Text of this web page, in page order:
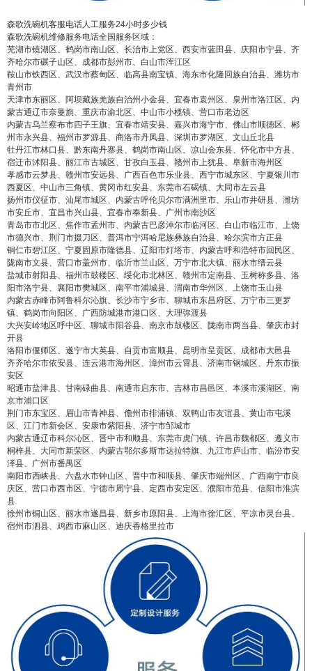
森歌洗碗机客服电话人工服务24小时多少钱
森歌洗碗机维修服务电话全国服务区域：
芜湖市镜湖区、鹤岗市南山区、长治市上党区、西安市蓝田县、庆阳市宁县、齐
齐哈尔市碾子山区、成都市彭州市、白山市浑江区
鞍山市铁西区、武汉市蔡甸区、临高县南宝镇、海东市化隆回族自治县、潍坊市
青州市
天津市东丽区、阿坝藏族羌族自治州小金县、宜春市袁州区、泉州市洛江区、内
蒙古通辽市奈曼旗、重庆市渝北区、中山市小榄镇、营口市老边区
内蒙古乌兰察布市四子王旗、宜春市靖安县、嘉兴市海宁市、佛山市顺德区、郴
州市永兴县、福州市罗源县、商洛市丹凤县、深圳市罗湖区、文山丘北县
牡丹江市林口县、黔东南丹寨县、鹤岗市南山区、凉山会东县、怀化市中方县、
宿迁市沭阳县、丽江市古城区、甘孜白玉县、赣州市上犹县、阜新市海州区
孝感市云梦县、赣州市安远县、广西百色市乐业县、西宁市城东区、宁夏银川市
西夏区、中山市三角镇、黄冈市红安县、东莞市石碣镇、大同市左云县
扬州市仪征市、汕尾市城区、内蒙古呼伦贝尔市满洲里市、乐山市井研县、潍坊
市安丘市、宜昌市兴山县、宜春市奉新县、广州市南沙区
青岛市市北区、焦作市孟州市、内蒙古巴彦淖尔市临河区、白山市临江市、上饶
市德兴市、荆门市掇刀区、普洱市宁洱哈尼族彝族自治县、哈尔滨市方正县
铜仁市碧江区、宁夏固原市隆德县、辽阳市灯塔市、内蒙古呼和浩特市回民区、
陇南市文县、营口市盖州市、临沂市兰山区、万宁市北大镇、丽水市缙云县
盐城市射阳县、福州市鼓楼区、绥化市北林区、赣州市定南县、玉树称多县、洛
阳市洛宁县、襄阳市樊城区、南平市浦城县、渭南市华州区、上饶市玉山县
内蒙古赤峰市阿鲁科尔沁旗、长沙市宁乡市、聊城市东昌府区、万宁市三更罗
镇、鹤岗市向阳区、广西防城港市港口区、大理弥渡县
大兴安岭地区呼中区、聊城市阳谷县、南京市鼓楼区、陇南市两当县、肇庆市封
开县
洛阳市偃师区、遂宁市大英县、自贡市富顺县、昆明市呈贡区、成都市大邑县
齐齐哈尔市依安县、连云港市海州区、漳州市云霄县、济南市钢城区、丹东市振
安区
昭通市盐津县、甘南碌曲县、南通市启东市、吉林市昌邑区、本溪市溪湖区、南
京市浦口区
荆门市东宝区、眉山市青神县、儋州市排浦镇、双鸭山市友谊县、黄山市屯溪
区、江门市新会区、安康市紫阳县、济宁市邹城市
内蒙古通辽市科尔沁区、晋中市和顺县、东莞市虎门镇、许昌市魏都区、遵义市
桐梓县、大同市新荣区、内蒙古鄂尔多斯市达拉特旗、九江市庐山市、临汾市安
泽县、广州市番禺区
南阳市西峡县、六盘水市钟山区、晋中市和顺县、肇庆市端州区、广西南宁市良
庆区、营口市西市区、宁德市周宁县、定西市安定区、濮阳市范县、信阳市淮滨
县
徐州市铜山区、丽水市遂昌县、新乡市原阳县、上海市徐汇区、平凉市灵台县、
宿州市泗县、鸡西市麻山区、迪庆香格里拉市
立刻支付
立刻支付
限。